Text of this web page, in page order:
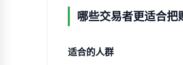
哪些交易者更适合把
适合的人群